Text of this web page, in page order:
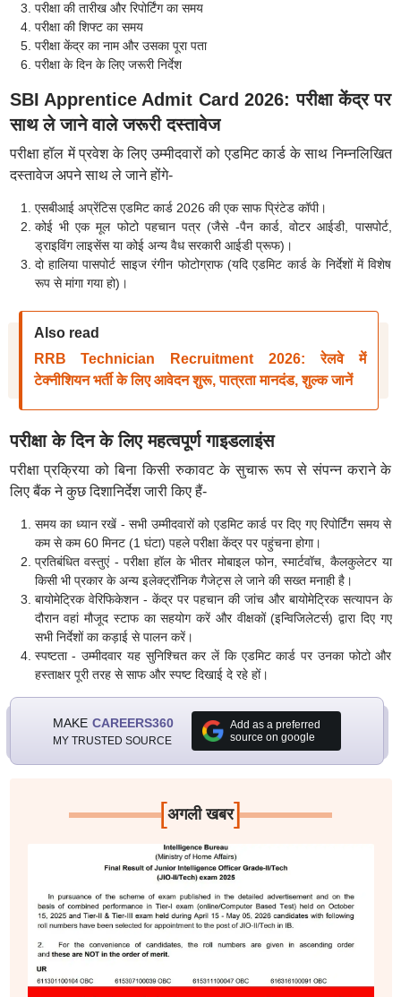
परीक्षा की तारीख और रिपोर्टिंग का समय
परीक्षा की शिफ्ट का समय
परीक्षा केंद्र का नाम और उसका पूरा पता
परीक्षा के दिन के लिए जरूरी निर्देश
SBI Apprentice Admit Card 2026: परीक्षा केंद्र पर
साथ ले जाने वाले जरूरी दस्तावेज
परीक्षा हॉल में प्रवेश के लिए उम्मीदवारों को एडमिट कार्ड के साथ निम्नलिखित
दस्तावेज अपने साथ ले जाने होंगे-
एसबीआई अप्रेंटिस एडमिट कार्ड 2026 की एक साफ प्रिंटेड कॉपी।
कोई भी एक मूल फोटो पहचान पत्र (जैसे -पैन कार्ड, वोटर आईडी, पासपोर्ट,
ड्राइविंग लाइसेंस या कोई अन्य वैध सरकारी आईडी प्रूफ)।
दो हालिया पासपोर्ट साइज रंगीन फोटोग्राफ (यदि एडमिट कार्ड के निर्देशों में विशेष
रूप से मांगा गया हो)।
Also read
RRB Technician Recruitment 2026: रेलवे में
टेक्नीशियन भर्ती के लिए आवेदन शुरू, पात्रता मानदंड, शुल्क जानें
परीक्षा के दिन के लिए महत्वपूर्ण गाइडलाइंस
परीक्षा प्रक्रिया को बिना किसी रुकावट के सुचारू रूप से संपन्न कराने के
लिए बैंक ने कुछ दिशानिर्देश जारी किए हैं-
समय का ध्यान रखें - सभी उम्मीदवारों को एडमिट कार्ड पर दिए गए रिपोर्टिंग समय से
कम से कम 60 मिनट (1 घंटा) पहले परीक्षा केंद्र पर पहुंचना होगा।
प्रतिबंधित वस्तुएं - परीक्षा हॉल के भीतर मोबाइल फोन, स्मार्टवॉच, कैलकुलेटर या
किसी भी प्रकार के अन्य इलेक्ट्रॉनिक गैजेट्स ले जाने की सख्त मनाही है।
बायोमेट्रिक वेरिफिकेशन - केंद्र पर पहचान की जांच और बायोमेट्रिक सत्यापन के
दौरान वहां मौजूद स्टाफ का सहयोग करें और वीक्षकों (इन्विजिलेटर्स) द्वारा दिए गए
सभी निर्देशों का कड़ाई से पालन करें।
स्पष्टता - उम्मीदवार यह सुनिश्चित कर लें कि एडमिट कार्ड पर उनका फोटो और
हस्ताक्षर पूरी तरह से साफ और स्पष्ट दिखाई दे रहे हों।
MAKE CAREERS360
MY TRUSTED SOURCE
Add as a preferred
source on google
[अगली खबर]